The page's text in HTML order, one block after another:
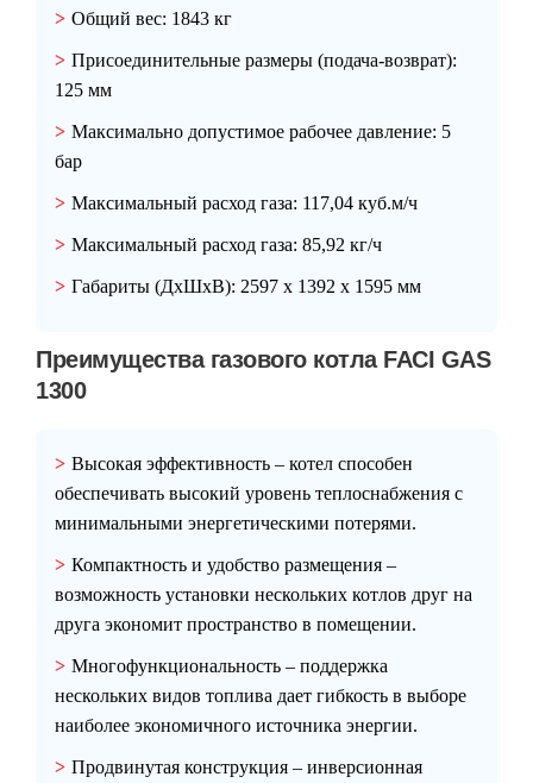
Общий вес: 1843 кг
Присоединительные размеры (подача-возврат):
125 мм
Максимально допустимое рабочее давление: 5
бар
Максимальный расход газа: 117,04 куб.м/ч
Максимальный расход газа: 85,92 кг/ч
Габариты (ДxШxВ): 2597 x 1392 x 1595 мм
Преимущества газового котла FACI GAS
1300
Высокая эффективность – котел способен
обеспечивать высокий уровень теплоснабжения с
минимальными энергетическими потерями.
Компактность и удобство размещения –
возможность установки нескольких котлов друг на
друга экономит пространство в помещении.
Многофункциональность – поддержка
нескольких видов топлива дает гибкость в выборе
наиболее экономичного источника энергии.
Продвинутая конструкция – инверсионная